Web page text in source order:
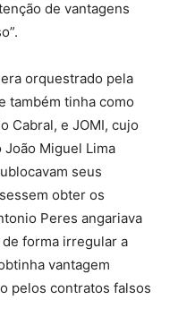
de vantagens
orquestrado pela
também tinha como
Cabral, e JOMI, cujo
Miguel Lima
seus
obter os
Peres angariava
forma irregular a
vantagem
pelos contratos falsos